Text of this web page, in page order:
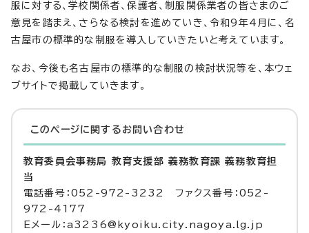
服に対する、学校関係者、保護者、制服関係業者の皆さまのご
意見を踏まえ、さらなる検討を進めていき、令和9年4月に、名
古屋市の標準的な制服を導入していきたいと考えています。
なお、今後も名古屋市の標準的な制服の検討状況等を、本ウェ
ブサイトで掲載していきます。
このページに関する お問い合わせ
教育委員会事務局 教育支援部 義務教育課 義務教育担
当
電話番号：052-972-3232 ファクス番号：052-
972-4177
Eメール：a3236@kyoiku.city.nagoya.lg.jp